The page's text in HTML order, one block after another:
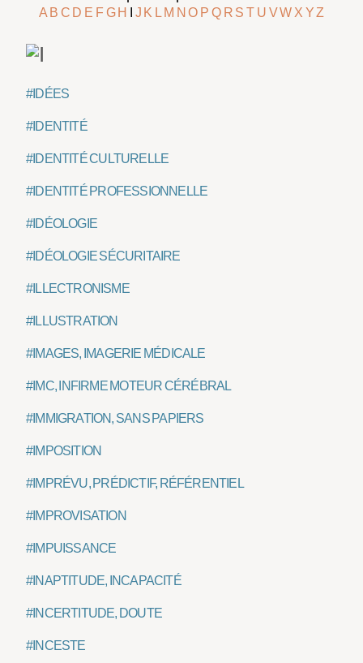
A B C D E F G H J K L M NO P Q R ST U VW X YZ
#IDÉES
#IDENTITÉ
#IDENTITÉ CULTURELLE
#IDENTITÉ PROFESSIONNELLE
#IDÉOLOGIE
#IDÉOLOGIE SÉCURITAIRE
#ILLECTRONISME
#ILLUSTRATION
#IMAGES, IMAGERIE MÉDICALE
#IMC, INFIRME MOTEUR CÉRÉBRAL
#IMMIGRATION, SANS PAPIERS
#IMPOSITION
#IMPRÉVU, PRÉDICTIF, RÉFÉRENTIEL
#IMPROVISATION
#IMPUISSANCE
#INAPTITUDE, INCAPACITÉ
#INCERTITUDE, DOUTE
#INCESTE